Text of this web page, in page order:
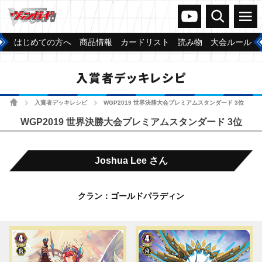
ヴァンガードch
検索 メニュー
はじめての方へ 商品情報 カードリスト 読み物 大会ルール
入賞者デッキレシピ
ホーム 入賞者デッキレシピ WGP2019 世界決勝大会プレミアムスタンダード 3位
WGP2019 世界決勝大会プレミアムスタンダード 3位
Joshua Lee さん
クラン：ゴールドパラディン